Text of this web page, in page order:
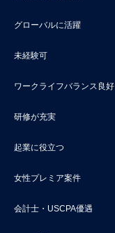
グローバルに活躍
未経験可
ワークライフバランス良好
研修が充実
起業に役立つ
女性プレミア案件
会計士・USCPA優遇